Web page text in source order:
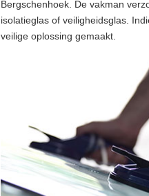
Bergschenhoek. De vakman
isolatieglas of veiligheidsglas.
veilige oplossing gemaakt.